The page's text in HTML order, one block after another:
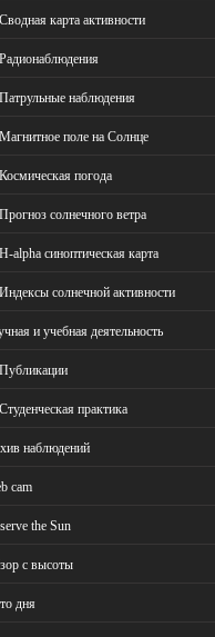
Сводная карта активности
Радионаблюдения
Патрульные наблюдения
Магнитное поле на Солнце
Космическая погода
Прогноз солнечного ветра
H-alpha синоптическая карта
Индексы солнечной активности
и учебная деятельность
Публикации
Студенческая практика
наблюдений
cam
the Sun
с высоты
дня